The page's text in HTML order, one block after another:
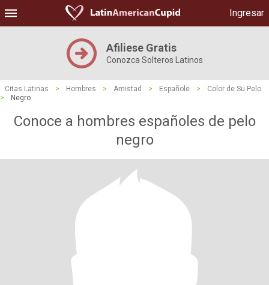
Ingresar
Afiliese Gratis
Conozca Solteros Latinos
Citas Latinas > Hombres > Amistad > Españole >
Color de Su Pelo
>
Negro
Conoce a hombres españoles de pelo
negro